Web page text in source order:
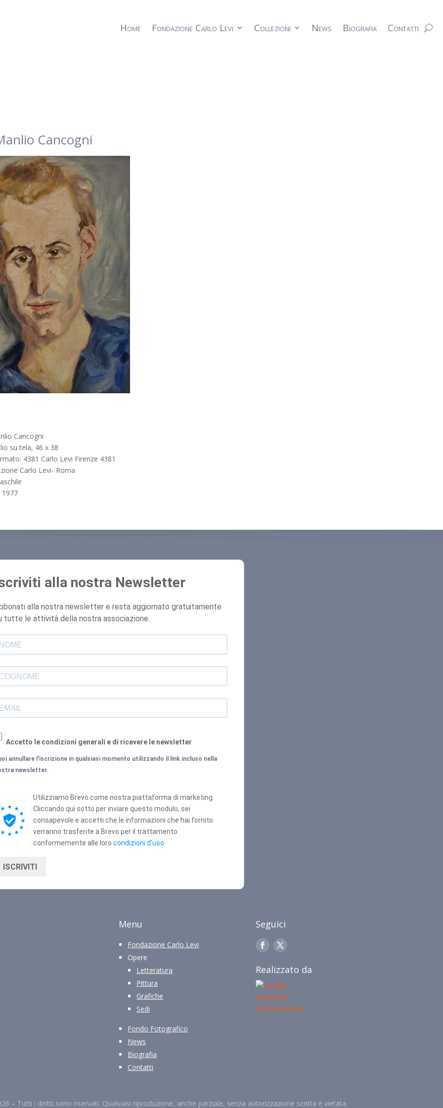
Home Fondazione Carlo Levi Collezioni News Biografia Contatti
Cancogni
Cancogni
su tela, 46 x 38
4381 Carlo Levi Firenze 4381
Carlo Levi- Roma
1977
alla nostra Newsletter
alla nostra newsletter e resta aggiornato gratuitamente
tutte le attività della nostra associazione.
Accetto le condizioni generali e di ricevere le newsletter
annullare l'iscrizione in qualsiasi momento utilizzando il link incluso nella
newsletter.
Utilizziamo Brevo come nostra piattaforma di marketing.
Cliccando qui sotto per inviare questo modulo, sei
consapevole e accetti che le informazioni che hai fornito
verranno trasferite a Brevo per il trattamento
conformemente alle loro condizioni d'uso
ISCRIVITI
Menu
Fondazione Carlo Levi
Opere
Letteratura
Pittura
Grafiche
Sedi
Fondo Fotografico
News
Biografia
Contatti
Seguici
Realizzato da
– Tutti i diritti sono riservati. Qualsiasi riproduzione, anche parziale, senza autorizzazione scritta è vietata.